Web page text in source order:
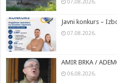
07.08.2026.
Javni konkurs –
07.08.2026.
AMIR BRKA /
06.08.2026.